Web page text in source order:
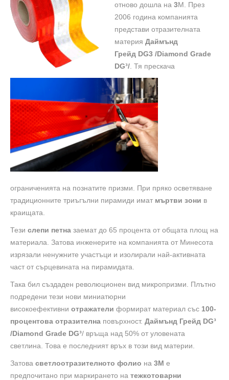
отново дошла на 3М. През
2006 година компанията
представи отразителната
материя Даймънд
Грейд DG3 /Diamond Grade
DG³/. Тя прескача
ограниченията на познатите призми. При пряко осветяване
традиционните триъгълни пирамиди имат мъртви зони в
краищата.
Тези слепи петна заемат до 65 процента от общата площ на
материала. Затова инженерите на компанията от Минесота
изрязали ненужните участъци и изолирали най-активната
част от сърцевината на пирамидата.
Така бил създаден революционен вид микропризми. Плътно
подредени тези нови миниатюрни
високоефективни отражатели формират материал със 100-
процентова отразителна повърхност. Даймънд Грейд DG³
/Diamond Grade DG³/ връща над 50% от уловената
светлина. Това е последният връх в този вид материи.
Затова светлоотразителното фолио на 3М е
предпочитано при маркирането на тежкотоварни